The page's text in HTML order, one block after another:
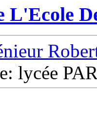
L'Ecole
lycée